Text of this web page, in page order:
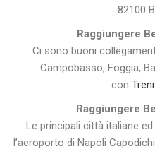
82100
Raggiungere
Ci sono buoni
Campobasso, Foggia,
con
Raggiungere
Le principali città italiane
l’aeroporto di Napoli